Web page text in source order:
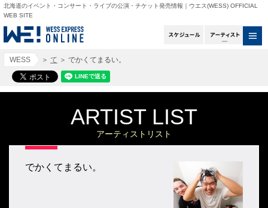
北海道のイベント・コンサート・ライブの公演・チケット発売情報｜ウエス(WESS) OFFICIAL
WEB SITE
スケジュールアー
WESS ＞ て ＞ でかくてまるい。
ARTIST LIST
アーティストリスト
でかくてまるい。